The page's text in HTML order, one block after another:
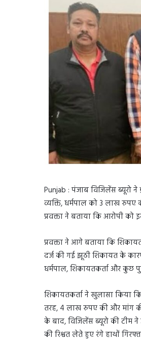
Punjab : पंजाब विजिलेंस ब्यूरो
व्यक्ति, धर्मपाल को 3 लाख रुपए
प्रवक्ता ने बताया कि आरोपी को
प्रवक्ता ने आगे बताया कि
दर्ज की गई झूठी शिकायत के
धर्मपाल, शिकायतकर्ता और कुछ
शिकायतकर्ता ने खुलासा किया
तरह, 4 लाख रुपए की और मांग
के बाद, विजिलेंस ब्यूरो की टीम
की रिश्वत लेते हुए रंगे हाथों